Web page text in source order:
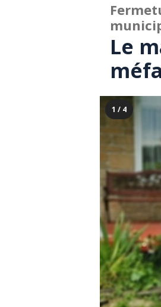
Le
1 / 4